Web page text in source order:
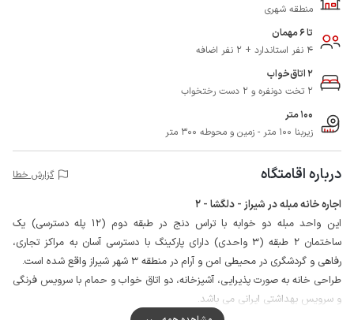
منطقه شهری
تا 6 مهمان
4 نفر استاندارد + 2 نفر اضافه
2 اتاق‌خواب
2 تخت دونفره و 2 دست رختخواب
100 متر
زیربنا 100 متر - زمین و محوطه 300 متر
درباره اقامتگاه گزارش خطا
اجاره خانه مبله در شیراز - دلگشا - 2
این واحد مبله دو خوابه با تراس دنج در طبقه دوم (12 پله دسترسی) یک
ساختمان 2 طبقه (3 واحدی) دارای پارکینگ با دسترسی آسان به مراکز تجاری،
رفاهی و گردشگری در محیطی امن و آرام در منطقه 3 شهر شیراز واقع شده است.
طراحی خانه به صورت پذیرایی، آشپزخانه، دو اتاق خواب و حمام با سرویس فرنگی
و سرویس بهداشتی ایرانی می باشد.